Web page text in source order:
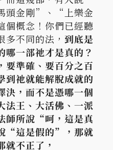
頭金剛”、“上樂金
個概念！你們已經聽
不同的法， 到底是
哪一部祂才是真的？
要準確、要百分之百
到祂就能解脫成就的
決， 而不是憑哪一個
王、大活佛、 一派
師所說“呵，這是真
“這是假的”，那就
就不正了，